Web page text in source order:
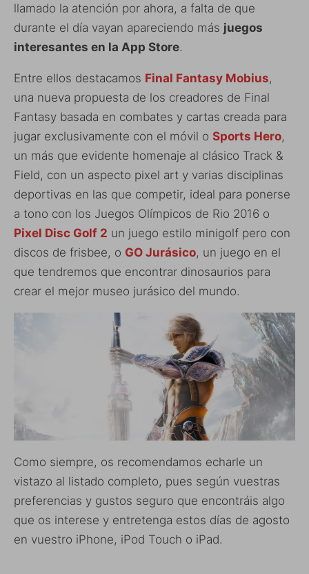
llamado la atención por ahora, a falta de que
durante el día vayan apareciendo más juegos
interesantes en la App Store.
Entre ellos destacamos Final Fantasy Mobius,
una nueva propuesta de los creadores de Final
Fantasy basada en combates y cartas creada para
jugar exclusivamente con el móvil o Sports Hero,
un más que evidente homenaje al clásico Track &
Field, con un aspecto pixel art y varias disciplinas
deportivas en las que competir, ideal para ponerse
a tono con los Juegos Olímpicos de Rio 2016 o
Pixel Disc Golf 2 un juego estilo minigolf pero con
discos de frisbee, o GO Jurásico, un juego en el
que tendremos que encontrar dinosaurios para
crear el mejor museo jurásico del mundo.
Como siempre, os recomendamos echarle un
vistazo al listado completo, pues según vuestras
preferencias y gustos seguro que encontráis algo
que os interese y entretenga estos días de agosto
en vuestro iPhone, iPod Touch o iPad.